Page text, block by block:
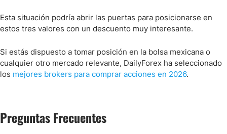
Esta situación podría abrir las puertas para posicionarse en
estos tres valores con un descuento muy interesante.
Si estás dispuesto a tomar posición en la bolsa mexicana o
cualquier otro mercado relevante, DailyForex ha seleccionado
los mejores brokers para comprar acciones en 2026.
Preguntas Frecuentes